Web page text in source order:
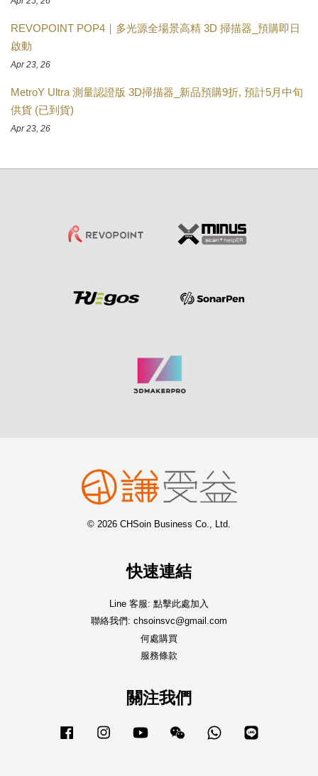
REVOPOINT POP4｜多光源全場景高精 3D 掃描器_預購即日
啟動
Apr 23, 26
MetroY Ultra 測量認證版 3D掃描器_新品預購9折, 預計5月中旬
供貨 (已到貨)
Apr 23, 26
© 2026 CHSoin Business Co., Ltd.
快速連結
Line 客服: 點擊此處加入
聯絡我們: chsoinsvc@gmail.com
何處購買
服務條款
關注我們
Facebook Instagram YouTube Wechat Whatsapp